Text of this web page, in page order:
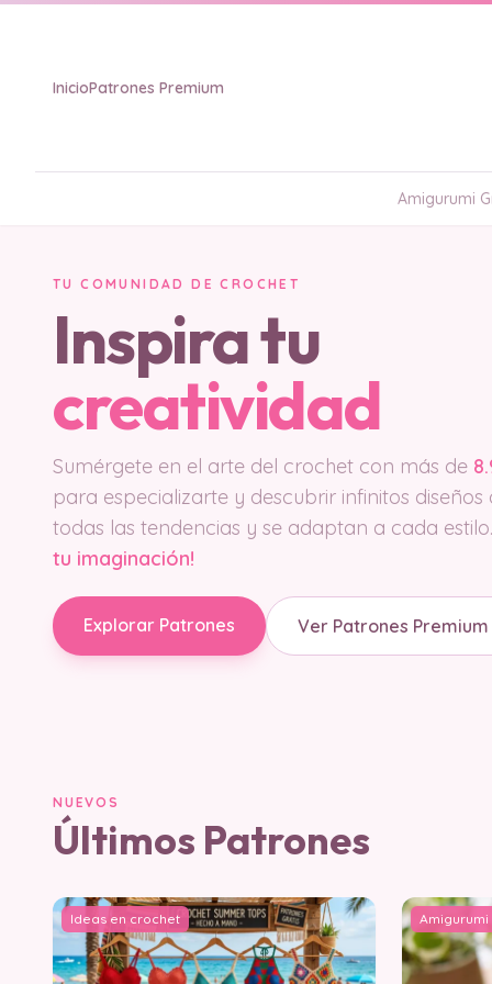
InicioPatrones Premium
Amigurumi
TU COMUNIDAD DE CROCHET
Inspira tu
creatividad
Sumérgete en el arte del crochet con más de
para especializarte y descubrir infinitos diseños
todas las tendencias y se adaptan a cada estilo.
tu imaginación!
Explorar Patrones Ver Patrones Premium
NUEVOS
Últimos Patrones
Ideas en crochet